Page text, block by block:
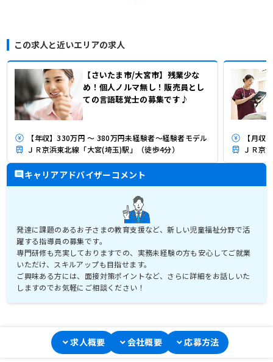
この求人と近いエリアの求人
【さいたま市/大宮市】残業少な
め！個人ノルマ無し！販売員とし
ての言語聴覚士の募集です♪
【年収】330万円 ～ 380万円未経験者～経験者モデル
ＪＲ京浜東北線「大宮(埼玉)駅」（徒歩4分）
【月収
ＪＲ京
キャリアアドバイザーコメント
発達に課題のあるお子さまの教育支援など、新しい児童福祉分野で活
躍する指導員の募集です。
専門研修も充実しておりますでの、実務未経験の方も安心してご就業
いただけ、スキルアップも目指せます。
ご興味ある方には、面接対策ポイントなど、さらに詳細をお話しいた
しますのでお気軽にご相談ください！
求人概要 会社概要 応募方法